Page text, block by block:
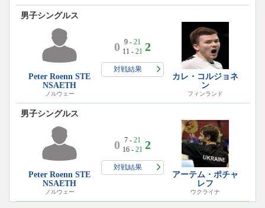
男子シングルス
Peter Roenn STE
NSAETH
ノルウェー
0 9 - 21
11 - 21 2
対戦結果
カレ・コルジョネ
ン
フィンランド
男子シングルス
Peter Roenn STE
NSAETH
ノルウェー
0 7 - 21
16 - 21 2
対戦結果
アーテム・ポチャ
レフ
ウクライナ